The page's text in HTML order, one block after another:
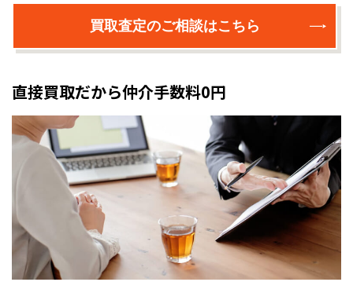
買取査定のご相談はこちら
直接買取だから仲介手数料0円